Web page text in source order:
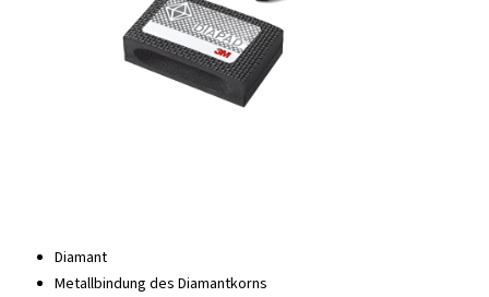
Diamant
Metallbindung des Diamantkorns